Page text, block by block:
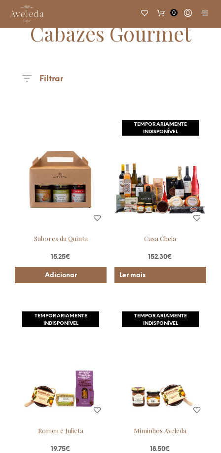
0
Cabazes Gourmet
Filtrar
Sabores da Quinta
15.25€
Adicionar
TEMPORARIAMENTE
INDISPONÍVEL
Casa Cheia
152.30€
Ler mais
TEMPORARIAMENTE
INDISPONÍVEL
Romeu e Julieta
19.75€
TEMPORARIAMENTE
INDISPONÍVEL
Miminhos Aveleda
18.50€